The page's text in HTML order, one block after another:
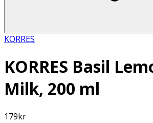
KORRES
KORRES Basil
Milk, 200 ml
179kr